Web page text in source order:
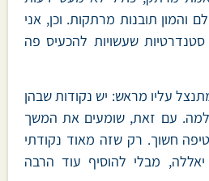
והמון תובנות מרתקות. וכן, אני
שעשויות להכעיס פה
עליו מראש: יש נקודות שבהן
עם זאת, שומעים את המשך
חשוך. רק שזה מאוד נקודתי
מבלי להוסיף עוד הרבה